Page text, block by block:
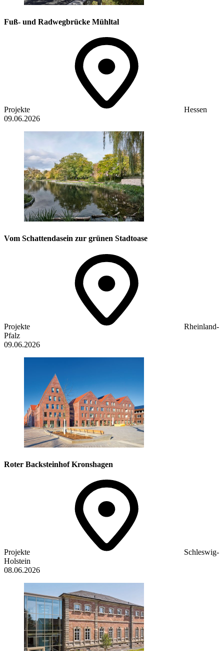
Fuß- und Radwegbrücke Mühltal
Projekte
Hessen
09.06.2026
Vom Schattendasein zur grünen Stadtoase
Projekte
Rheinland-
Pfalz
09.06.2026
Roter Backsteinhof Kronshagen
Projekte
Schleswig-
Holstein
08.06.2026